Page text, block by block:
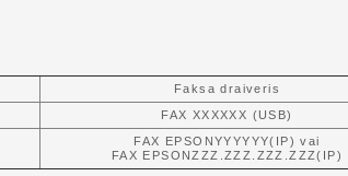
Faksa draiveris
FAX XXXXXX (USB)
FAX EPSONYYYYYY(IP) vai
FAX EPSONZZZ.ZZZ.ZZZ.ZZZ(IP)